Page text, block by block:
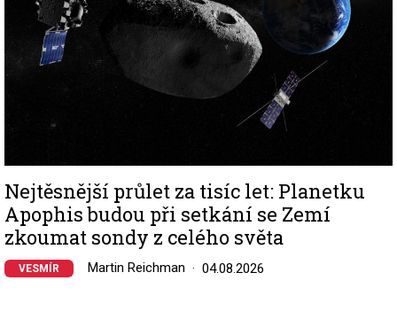
Nejtěsnější průlet za tisíc let: Planetku
Apophis budou při setkání se Zemí
zkoumat sondy z celého světa
VESMÍR Martin Reichman 04.08.2026